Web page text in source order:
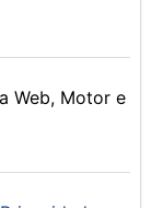
Web, Motor e